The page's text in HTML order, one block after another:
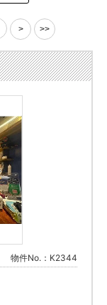
> >>
物件No.：K2344